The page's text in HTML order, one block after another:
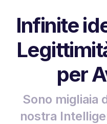
Infinite
per
Sono migliaia
nostra